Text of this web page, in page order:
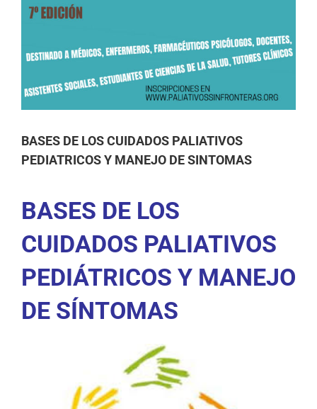
BASES DE LOS CUIDADOS PALIATIVOS
PEDIATRICOS Y MANEJO DE SINTOMAS
BASES DE LOS
CUIDADOS PALIATIVOS
PEDIÁTRICOS Y MANEJO
DE SÍNTOMAS